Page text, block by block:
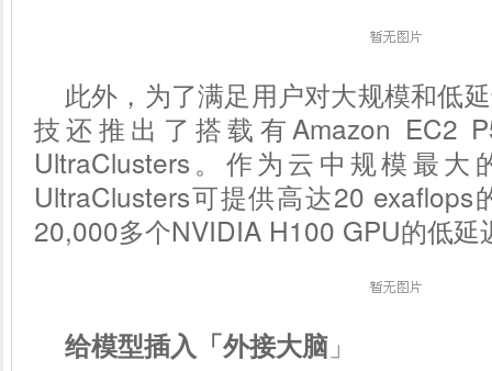
此外，为了满足用户对大规模和低
技还推出了搭载有Amazon EC2
UltraClusters。作为云中规模最大
UltraClusters可提供高达20 exaflops
20,000多个NVIDIA H100 GPU的低延
给模型插入「外接大脑 」